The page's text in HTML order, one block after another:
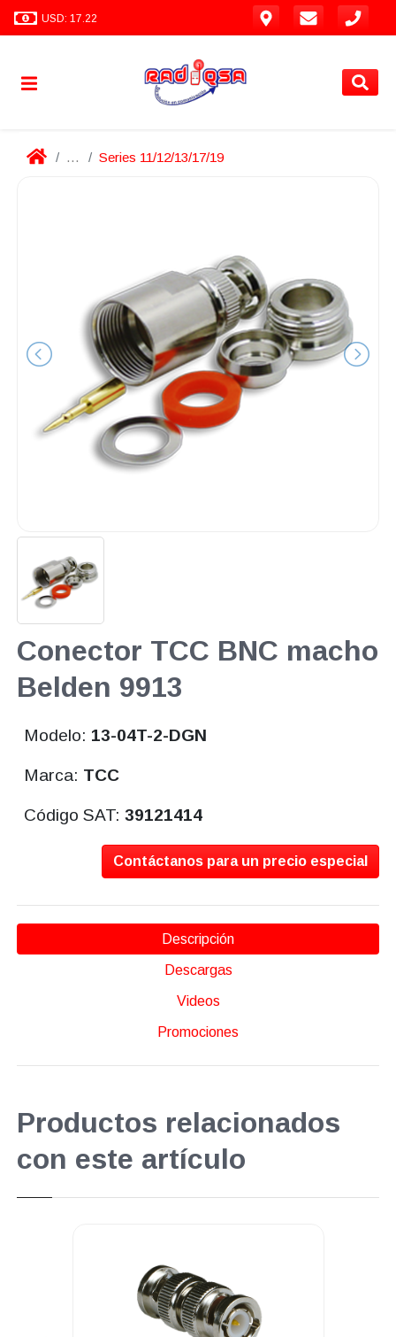
USD: 17.22
... Series 11/12/13/17/19
Conector TCC BNC macho
Belden 9913
Modelo: 13-04T-2-DGN
Marca: TCC
Código SAT:39121414
Contáctanos para un precio especial
Descripción
Descargas
Videos
Promociones
Productos relacionados
con este artículo